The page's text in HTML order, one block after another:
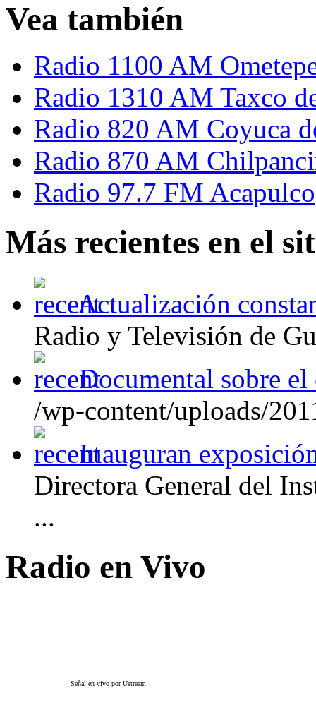
Vea también
Radio 1100 AM
Radio 1310 AM Taxco
Radio 820 AM Coyuca
Radio 870 AM
Radio 97.7 FM Acapulco
Más recientes en el
Actualización
Radio y Televisión de
Documental sobre
/wp-content/uploads/
Inauguran
Directora General del
...
Radio en Vivo
Señal en vivo por Ustream